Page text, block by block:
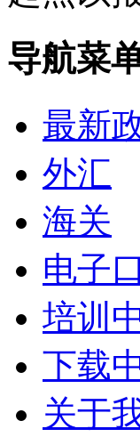
导航菜
最新
外汇
海关
电子
培训
下载
关于